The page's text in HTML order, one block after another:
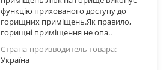
функцію прихованого доступу до
горищних приміщень.Як правило,
горищні приміщення не опа..
Страна-производитель товара:
Україна